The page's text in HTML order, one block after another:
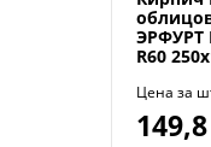
R60
Цена за
149,8